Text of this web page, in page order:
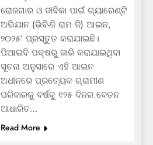
ରୋଜଗାର ଓ ଜୀବିକା ପାଇଁ ଗ୍ୟାରେଣ୍ଟି
ଅଭିଯାନ (ଭିବି-ଜି ରାମ ଜି) ଆଇନ,
୨୦୨୫’ ପ୍ରସ୍ତୁତ କରାଯାଇଛି।
ପିଆଇବି ପକ୍ଷରୁ ଜାରି କରାଯାଇଥିବା
ସୂଚନା ଅନୁସାରେ ଏହି ଆଇନ
ଅଧୀନରେ ପ୍ରତ୍ୟେକ ଗ୍ରାମୀଣ
ପରିବାରକୁ ବର୍ଷକୁ ୧୨୫ ଦିନର ବେତନ
ଆଧାରିତ…
Read More